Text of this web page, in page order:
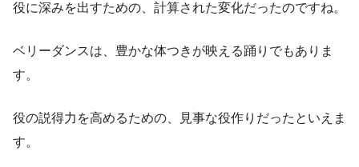
役に深みを出すための、計算された変化だったのですね。
ベリーダンスは、豊かな体つきが映える踊りでもありま
す。
役の説得力を高めるための、見事な役作りだったといえま
す。